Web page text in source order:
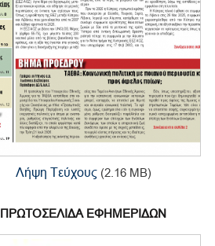
Λήψη Τεύχους (2.16 MB)
ΠΡΩΤΟΣΕΛΙΔΑ ΕΦΗΜΕΡΙΔΩΝ